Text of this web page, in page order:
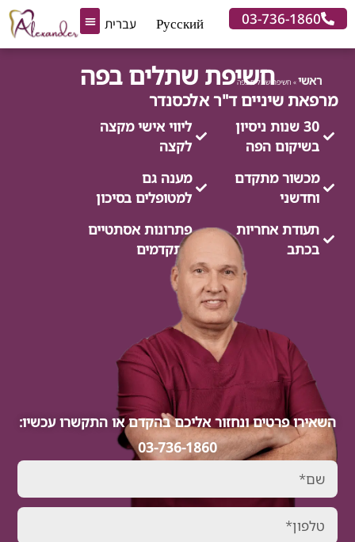
03-736-
Русский עברית
חשיפת שתלים בפה
חשיפת שתלים בפה
שיניים ד"ר אלכסנדר
שנות ניסיון
הפה
מתקדם
אחריות
ליווי אישי מקצה
לקצה
מענה גם
למטופלים בסיכון
פתרונות אסתטיים
מתקדמים
פרטים ונחזור אליכם בהקדם או התקשרו עכשיו:
03-736-1860